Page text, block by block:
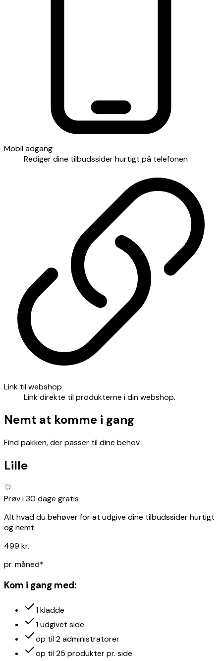
Mobil adgang
Rediger dine tilbudssider hurtigt på telefonen
Link til webshop
Link direkte til produkterne i din webshop.
Nemt at komme i gang
Find pakken, der passer til dine behov
Lille
Prøv i30 dage gratis
Alt hvad du behøver for at udgive dine tilbudssider hurtigt
og nemt.
499 kr.
pr. måned*
Kom i gang med:
1 kladde
1 udgivet side
op til 2 administratorer
op til 25 produkter pr. side